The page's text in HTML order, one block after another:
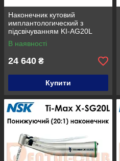
Наконечник кутовий
имплантологический з
підсвічуванням KI-AG20L
(20:1) Saeyang Krafit
(Південна Корея)
В наявності
24 640 ₴
Купити